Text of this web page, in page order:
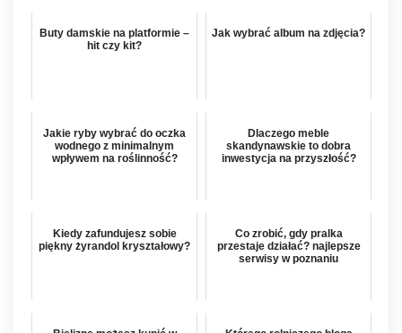
Buty damskie na platformie –
hit czy kit?
Jak wybrać album na zdjęcia?
Jakie ryby wybrać do oczka
wodnego z minimalnym
wpływem na roślinność?
Dlaczego meble
skandynawskie to dobra
inwestycja na przyszłość?
Kiedy zafundujesz sobie
piękny żyrandol kryształowy?
Co zrobić, gdy pralka
przestaje działać? najlepsze
serwisy w poznaniu